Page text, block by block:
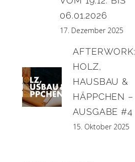
06.01.2026
17. Dezember 2025
AFTERWORK:
HOLZ,
HAUSBAU &
HÄPPCHEN –
AUSGABE #4
15. Oktober 2025